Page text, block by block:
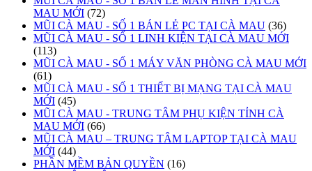
MAU MỚI (72)
MŨI CÀ MAU - SỐ 1 BÁN LẺ PC TẠI CÀ MAU (36)
MŨI CÀ MAU - SỐ 1 LINH KIỆN TẠI CÀ MAU MỚI
(113)
MŨI CÀ MAU - SỐ 1 MÁY VĂN PHÒNG CÀ MAU MỚI
(61)
MŨI CÀ MAU - SỐ 1 THIẾT BỊ MẠNG TẠI CÀ MAU
MỚI (45)
MŨI CÀ MAU - TRUNG TÂM PHỤ KIỆN TỈNH CÀ
MAU MỚI (66)
MŨI CÀ MAU – TRUNG TÂM LAPTOP TẠI CÀ MAU
MỚI (44)
PHẦN MỀM BẢN QUYỀN (16)